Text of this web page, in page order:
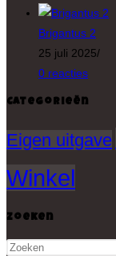
Brigantus 2
25 juli 2025/
0 reacties
Categorieën
Eigen uitgave
Winkel
Zoeken